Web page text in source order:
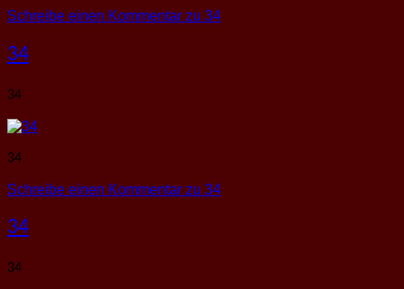
Schreibe einen Kommentar zu 34
34
34
34
Schreibe einen Kommentar zu 34
34
34